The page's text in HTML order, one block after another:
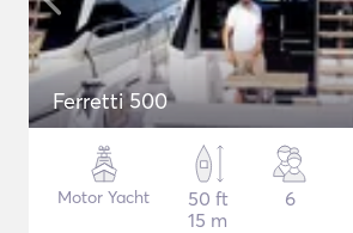
Ferretti 500
Motor Yacht
50 ft
15 m
6